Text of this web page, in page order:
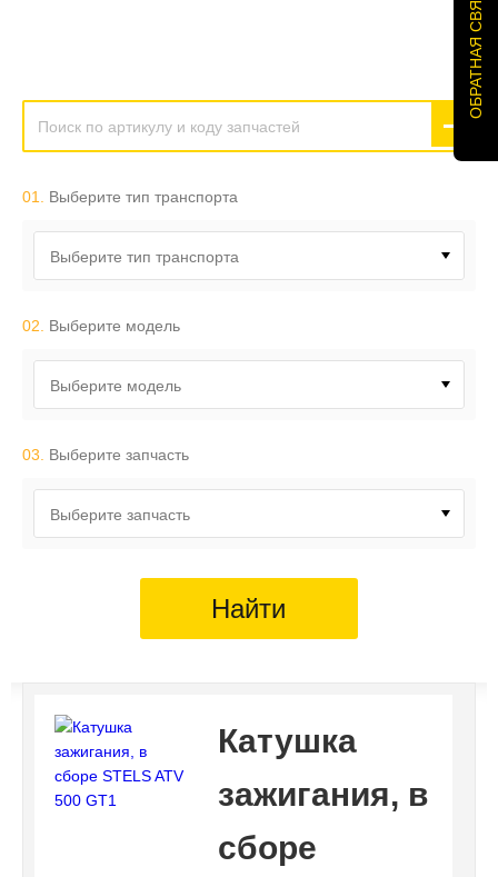
01. Выберите тип транспорта
Выберите тип транспорта
02. Выберите модель
Выберите модель
03. Выберите запчасть
Выберите запчасть
Найти
Катушка
зажигания, в
сборе
ОБРАТНАЯ СВЯЗЬ